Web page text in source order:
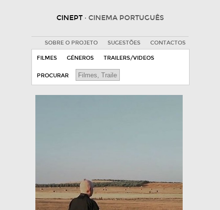
CINEPT · CINEMA PORTUGUÊS
SOBRE O PROJETO SUGESTÕES CONTACTOS
FILMES GÉNEROS TRAILERS/VIDEOS
PROCURAR